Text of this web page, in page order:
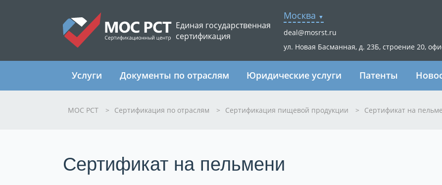
Единая государственная
сертификация
Москва
deal@mosrst.ru
ул. Новая Басманная, д. 23Б, строение 20,
Услуги Документы по отраслям Юридические услуги Патенты
МОС РСТ > Сертификация по отраслям > Сертификация пищевой продукции > Сертификат на
Сертификат на пельмени